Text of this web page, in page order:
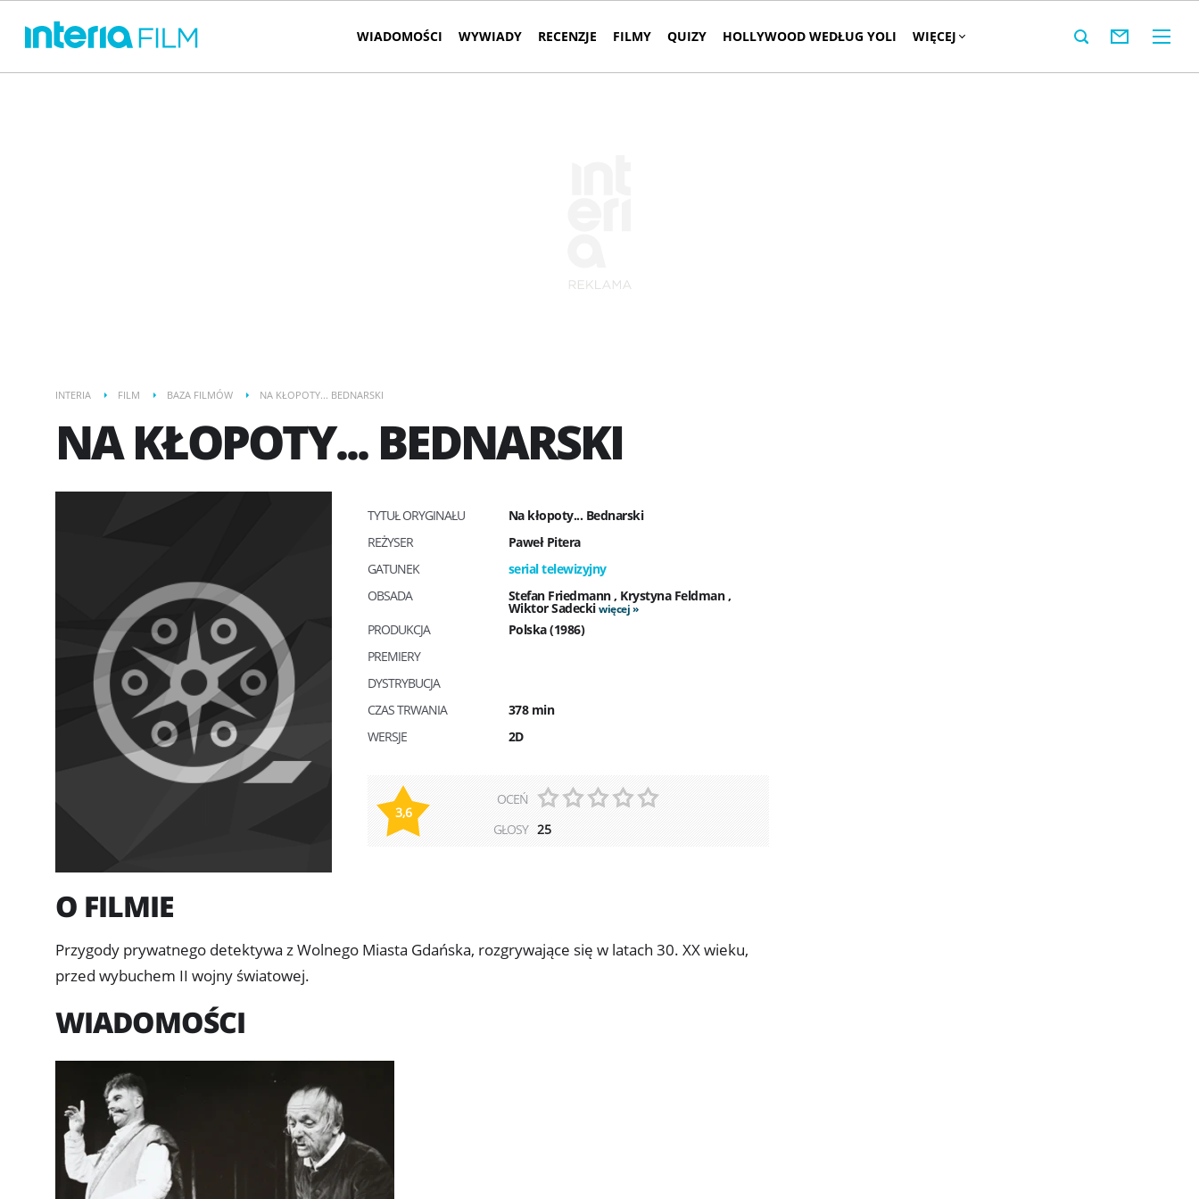
WIADOMOŚCI WYWIADY RECENZJE FILMY QUIZY HOLLYWOOD WEDŁUG YOLI WIĘCEJ
INTERIA FILM BAZA FILMÓW NA KŁOPOTY... BEDNARSKI
NA KŁOPOTY... BEDNARSKI
TYTUŁ ORYGINAŁU
Na kłopoty... Bednarski
REŻYSER
Paweł Pitera
GATUNEK
serial telewizyjny
OBSADA
Stefan Friedmann, Krystyna Feldman ,
Wiktor Sadecki więcej
PRODUKCJA
Polska (1986)
PREMIERY
DYSTRYBUCJA
CZAS TRWANIA
378 min
WERSJE
2D
3,6
OCEŃ
GŁOSY 25
O FILMIE
Przygody prywatnego detektywa z Wolnego Miasta Gdańska, rozgrywające się w latach 30. XX wieku,
przed wybuchem II wojny światowej.
WIADOMOŚCI